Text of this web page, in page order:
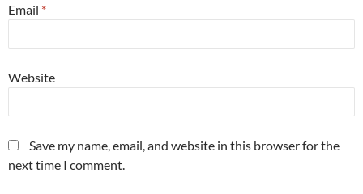
Email *
Website
Save my name, email, and website in this browser for the
next time I comment.